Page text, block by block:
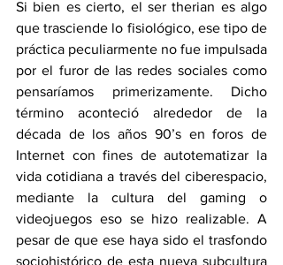
Si bien es cierto, el ser therian es algo
que trasciende lo fisiológico, ese tipo de
práctica peculiarmente no fue impulsada
por el furor de las redes sociales como
pensaríamos primerizamente. Dicho
término aconteció alrededor de la
década de los años 90’s en foros de
Internet con fines de autotematizar la
vida cotidiana a través del ciberespacio,
mediante la cultura del gaming o
videojuegos eso se hizo realizable. A
pesar de que ese haya sido el trasfondo
sociohistórico de esta nueva subcultura